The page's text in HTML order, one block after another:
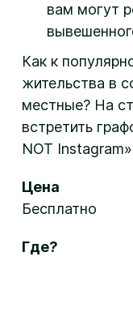
вам могут
Как к
жительства в
местные? На
встретить
NOT
Цена
Бесплатно
Где?